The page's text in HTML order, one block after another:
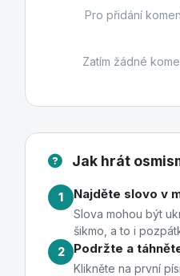
Pro přidání
Zatím žádné
Jak hrát
1 Najděte slovo v
Slova mohou být
šikmo, a to i
2
Podržte a
Klikněte na první